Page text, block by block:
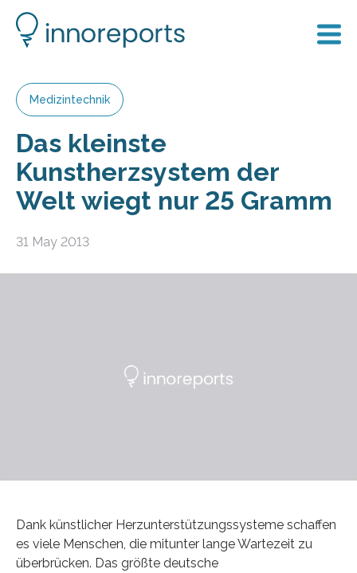
Medizintechnik
Das kleinste
Kunstherzsystem der
Welt wiegt nur 25 Gramm
31 May 2013
Dank künstlicher Herzunterstützungssysteme schaffen
es viele Menschen, die mitunter lange Wartezeit zu
überbrücken. Das größte deutsche